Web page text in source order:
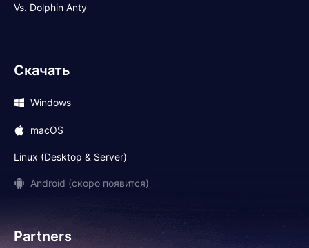
Vs. Dolphin Anty
Скачать
Windows
macOS
Linux (Desktop & Server)
Android (скоро появится)
Partners